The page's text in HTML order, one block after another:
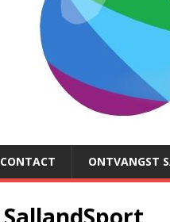
CONTACT ONTVANGST